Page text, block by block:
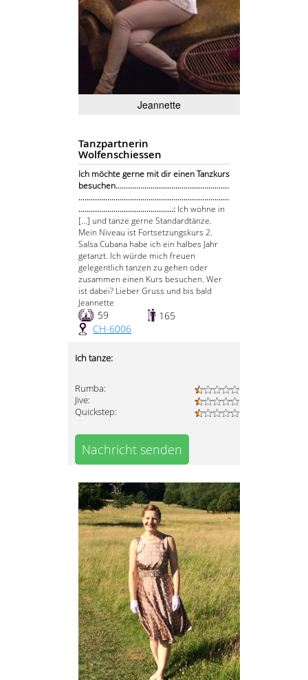
Jeannette
Tanzpartnerin
Wolfenschiessen
Ich möchte gerne mit dir einen Tanzkurs
besuchen.......................................................
.........................................................................
..............................................: Ich wohne in
[...] und tanze gerne Standardtänze.
Mein Niveau ist Fortsetzungskurs 2.
Salsa Cubana habe ich ein halbes Jahr
getanzt. Ich würde mich freuen
gelegentlich tanzen zu gehen oder
zusammen einen Kurs besuchen. Wer
ist dabei? Lieber Gruss und bis bald
Jeannette
59
165
CH-6006
Ich tanze:
Rumba:
Jive:
Quickstep:
Nachricht senden